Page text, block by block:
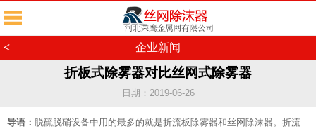
< 企业新闻
折板式除雾器对比丝网式除雾器
日期：2019-06-26
导语： 脱硫脱硝设备中用的最多的就是折流板除雾器和丝网除沫器。折流